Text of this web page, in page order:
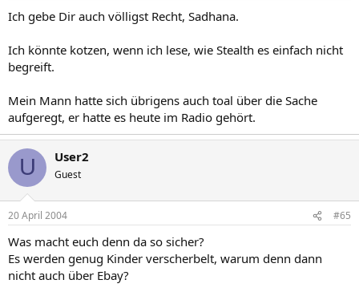
Ich gebe Dir auch völligst Recht, Sadhana.
Ich könnte kotzen, wenn ich lese, wie Stealth es einfach nicht
begreift.
Mein Mann hatte sich übrigens auch toal über die Sache
aufgeregt, er hatte es heute im Radio gehört.
U User2
Guest
20 April 2004 #65
Was macht euch denn da so sicher?
Es werden genug Kinder verscherbelt, warum denn dann
nicht auch über Ebay?